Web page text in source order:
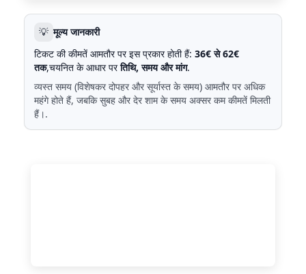
💡 मूल्य जानकारी
टिकट की कीमतें आमतौर पर इस प्रकार होती हैं: 36€ से 62€
तक,चयनित के आधार परतिथि, समय और मांग.
व्यस्त समय (विशेषकर दोपहर और सूर्यास्त के समय) आमतौर पर अधिक
महंगे होते हैं, जबकि सुबह और देर शाम के समय अक्सर कम कीमतें मिलती
हैं।.